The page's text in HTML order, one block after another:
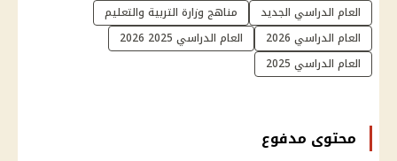
العام الدراسي الجديد
مناهج وزارة التربية والتعليم
العام الدراسي 2026
العام الدراسي 2025 2026
العام الدراسي 2025
محتوى مدفوع